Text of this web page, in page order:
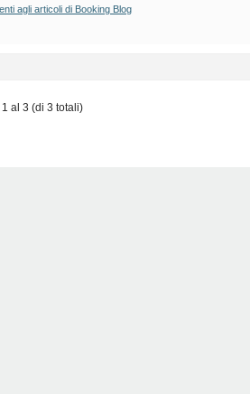
agli articoli di Booking Blog
al 3 (di 3 totali)